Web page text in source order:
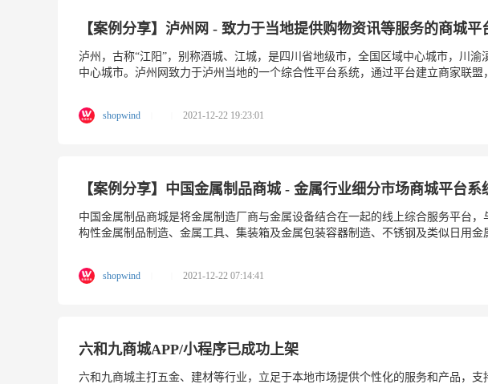
【案例分享】泸州网 - 致力于当地提供购物资讯等服务的商城平
泸州，古称“江阳”，别称酒城、江城，是四川省地级市，全国区域中心城市，川
中心城市。泸州网致力于泸州当地的一个综合性平台系统，通过平台建立商家联
shopwind 2021-12-22 19:23:01
【案例分享】中国金属制品商城 - 金属行业细分市场商城平台系
中国金属制品商城是将金属制造厂商与金属设备结合在一起的线上综合服务平台
构性金属制品制造、金属工具、集装箱及金属包装容器制造、不锈钢及类似日用
shopwind 2021-12-22 07:14:41
六和九商城APP/小程序已成功上架
六和九商城主打五金、建材等行业，立足于本地市场提供个性化的服务和产品，